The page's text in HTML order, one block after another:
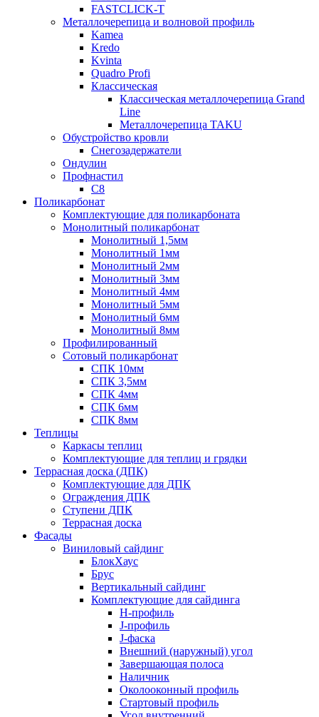
FASTCLICK-T
Металлочерепица и волновой профиль
Kamea
Kredo
Kvinta
Quadro Profi
Классическая
Классическая металлочерепица Grand
Line
Металлочерепица TAKU
Обустройство кровли
Снегозадержатели
Ондулин
Профнастил
С8
Поликарбонат
Комплектующие для поликарбоната
Монолитный поликарбонат
Монолитный 1,5мм
Монолитный 1мм
Монолитный 2мм
Монолитный 3мм
Монолитный 4мм
Монолитный 5мм
Монолитный 6мм
Монолитный 8мм
Профилированный
Сотовый поликарбонат
СПК 10мм
СПК 3,5мм
СПК 4мм
СПК 6мм
СПК 8мм
Теплицы
Каркасы теплиц
Комплектующие для теплиц и грядки
Террасная доска (ДПК)
Комплектующие для ДПК
Ограждения ДПК
Ступени ДПК
Террасная доска
Фасады
Виниловый сайдинг
БлокХаус
Брус
Вертикальный сайдинг
Комплектующие для сайдинга
H-профиль
J-профиль
J-фаска
Внешний (наружный) угол
Завершающая полоса
Наличник
Околооконный профиль
Стартовый профиль